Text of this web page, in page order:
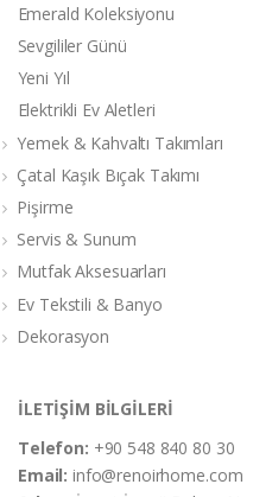
Emerald Koleksiyonu
Sevgililer Günü
Yeni Yıl
Elektrikli Ev Aletleri
Yemek & Kahvaltı Takımları
Çatal Kaşık Bıçak Takımı
Pişirme
Servis & Sunum
Mutfak Aksesuarları
Ev Tekstili & Banyo
Dekorasyon
İLETİŞİM BİLGİLERİ
Telefon: +90 548 840 80 30
Email:info@renoirhome.com